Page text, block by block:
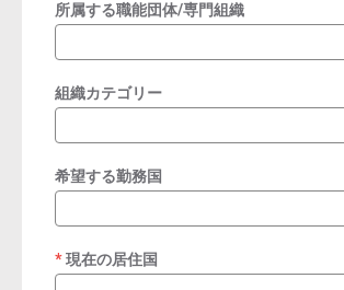
所属する職能団体/専門組織
組織カテゴリー
希望する勤務国
現在の居住国
required